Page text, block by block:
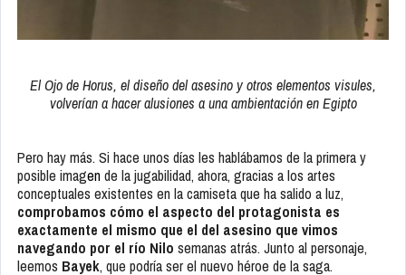
El Ojo de Horus, el diseño del asesino y otros elementos visules,
volverían a hacer alusiones a una ambientación en Egipto
Pero hay más. Si hace unos días les hablábamos de la primera y
posible imagende la jugabilidad, ahora, gracias a los artes
conceptuales existentes en la camiseta que ha salido a luz,
comprobamos cómo el aspecto del protagonista es
exactamente el mismo que el del asesino que vimos
navegando por el río Nilo semanas atrás. Junto al personaje,
leemos Bayek, que podría ser el nuevo héroe de la saga.